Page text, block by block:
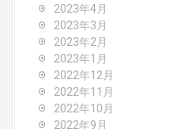
2023年4月
2023年3月
2023年2月
2023年1月
2022年12月
2022年11月
2022年10月
2022年9月